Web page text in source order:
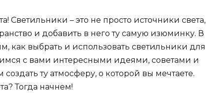
Светильники – это не просто источники света,
и добавить в него ту самую изюминку. В
как выбрать и использовать светильники для
с вами интересными идеями, советами и
ту атмосферу, о которой вы мечтаете.
Тогда начнем!